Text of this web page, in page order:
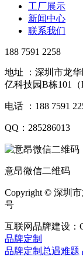
工厂展示
新闻中心
联系我们
188 7591 2258
地址 ：深圳市龙
亿科技园B栋101（
电话 ：188 7591
QQ：285286013
意昂微信二维码
Copyright © 深圳
号
互联网品牌建设：
品牌定制
品牌定制总遇难题